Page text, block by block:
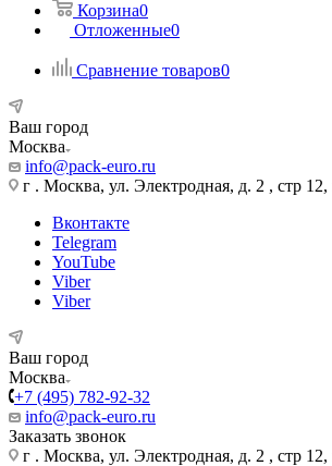
Корзина0
Отложенные0
Сравнение товаров0
Ваш город
Москва
info@pack-euro.ru
г . Москва, ул. Электродная, д. 2 , стр
Вконтакте
Telegram
YouTube
Viber
Viber
Ваш город
Москва
+7 (495) 782-92-32
info@pack-euro.ru
Заказать звонок
г . Москва, ул. Электродная, д. 2 , стр